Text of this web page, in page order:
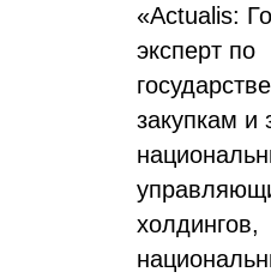
«Actualis:
эксперт по
закупкам и
холдингов,